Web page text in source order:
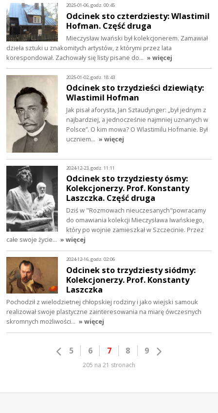
2025-01-06, godz. 00:45
Odcinek sto czterdziesty: Wlastimil
Hofman. Część druga
Mieczysław Iwański był kolekcjonerem. Zamawiał
dzieła sztuki u znakomitych artystów, z którymi przez lata
korespondował. Zachowały się listy pisane do… » więcej
2025-01-02, godz. 18:43
Odcinek sto trzydzieści dziewiąty:
Wlastimil Hofman
Jak pisał aforysta, Jan Sztaudynger: „był jednym z
najbardziej, a jednocześnie najmniej uznanych w
Polsce”. O kim mowa? O Wlastimilu Hofmanie. Był
uczniem… » więcej
2024-12-23, godz. 11:11
Odcinek sto trzydziesty ósmy:
Kolekcjonerzy. Prof. Konstanty
Laszczka. Część druga
Dziś w "Rozmowach nieuczesanych"powracamy
do omawiania kolekcji Mieczysława Iwańskiego,
który po wojnie zamieszkał w Szczecinie. Przez
całe swoje życie… » więcej
2024-12-16, godz. 02:06
Odcinek sto trzydziesty siódmy:
Kolekcjonerzy. Prof. Konstanty
Laszczka
Pochodził z wielodzietnej chłopskiej rodziny i jako wiejski samouk
realizował swoje plastyczne zainteresowania na miarę ówczesnych
skromnych możliwości… » więcej
5 6 7 8 9
205 na 21 stronach